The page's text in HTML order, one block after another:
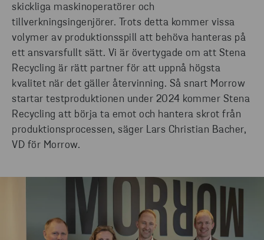
skickliga maskinoperatörer och
tillverkningsingenjörer. Trots detta kommer vissa
volymer av produktionsspill att behöva hanteras på
ett ansvarsfullt sätt. Vi är övertygade om att Stena
Recycling är rätt partner för att uppnå högsta
kvalitet när det gäller återvinning. Så snart Morrow
startar testproduktionen under 2024 kommer Stena
Recycling att börja ta emot och hantera skrot från
produktionsprocessen, säger Lars Christian Bacher,
VD för Morrow.